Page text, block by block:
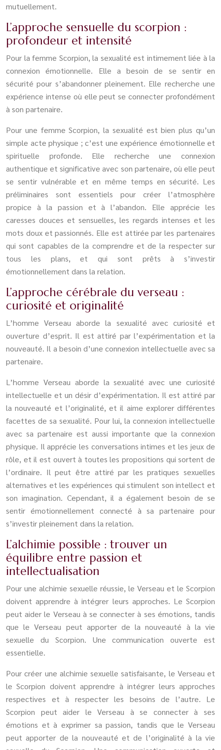
mutuellement.
L’approche sensuelle du scorpion :
profondeur et intensité
Pour la femme Scorpion, la sexualité est intimement liée à la
connexion émotionnelle. Elle a besoin de se sentir en
sécurité pour s’abandonner pleinement. Elle recherche une
expérience intense où elle peut se connecter profondément
à son partenaire.
Pour une femme Scorpion, la sexualité est bien plus qu’un
simple acte physique ; c’est une expérience émotionnelle et
spirituelle profonde. Elle recherche une connexion
authentique et significative avec son partenaire, où elle peut
se sentir vulnérable et en même temps en sécurité. Les
préliminaires sont essentiels pour créer l’atmosphère
propice à la passion et à l’abandon. Elle apprécie les
caresses douces et sensuelles, les regards intenses et les
mots doux et passionnés. Elle est attirée par les partenaires
qui sont capables de la comprendre et de la respecter sur
tous les plans, et qui sont prêts à s’investir
émotionnellement dans la relation.
L’approche cérébrale du verseau :
curiosité et originalité
L’homme Verseau aborde la sexualité avec curiosité et
ouverture d’esprit. Il est attiré par l’expérimentation et la
nouveauté. Il a besoin d’une connexion intellectuelle avec sa
partenaire.
L’homme Verseau aborde la sexualité avec une curiosité
intellectuelle et un désir d’expérimentation. Il est attiré par
la nouveauté et l’originalité, et il aime explorer différentes
facettes de sa sexualité. Pour lui, la connexion intellectuelle
avec sa partenaire est aussi importante que la connexion
physique. Il apprécie les conversations intimes et les jeux de
rôle, et il est ouvert à toutes les propositions qui sortent de
l’ordinaire. Il peut être attiré par les pratiques sexuelles
alternatives et les expériences qui stimulent son intellect et
son imagination. Cependant, il a également besoin de se
sentir émotionnellement connecté à sa partenaire pour
s’investir pleinement dans la relation.
L’alchimie possible : trouver un
équilibre entre passion et
intellectualisation
Pour une alchimie sexuelle réussie, le Verseau et le Scorpion
doivent apprendre à intégrer leurs approches. Le Scorpion
peut aider le Verseau à se connecter à ses émotions, tandis
que le Verseau peut apporter de la nouveauté à la vie
sexuelle du Scorpion. Une communication ouverte est
essentielle.
Pour créer une alchimie sexuelle satisfaisante, le Verseau et
le Scorpion doivent apprendre à intégrer leurs approches
respectives et à respecter les besoins de l’autre. Le
Scorpion peut aider le Verseau à se connecter à ses
émotions et à exprimer sa passion, tandis que le Verseau
peut apporter de la nouveauté et de l’originalité à la vie